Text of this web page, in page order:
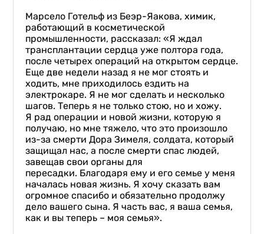
Марсело Готельф из Беэр-Яакова, химик,
работающий в косметической
промышленности, рассказал: «Я ждал
трансплантации сердца уже полтора года,
после четырех операций на открытом сердце.
Еще две недели назад я не мог стоять и
ходить, мне приходилось ездить на
электрокаре. Я не мог сделать и несколько
шагов. Теперь я не только стою, но и хожу.
Я рад операции и новой жизни, которую я
получаю, но мне тяжело, что это произошло
из-за смерти Дора Зимеля, солдата, который
защищал нас, а после смерти спас людей,
завещав свои органы для
пересадки. Благодаря ему и его семье у меня
началась новая жизнь. Я хочу сказать вам
огромное спасибо и обязательно продолжу
дело вашего сына. Я часть вас, я ваша семья,
как и вы теперь – моя семья».